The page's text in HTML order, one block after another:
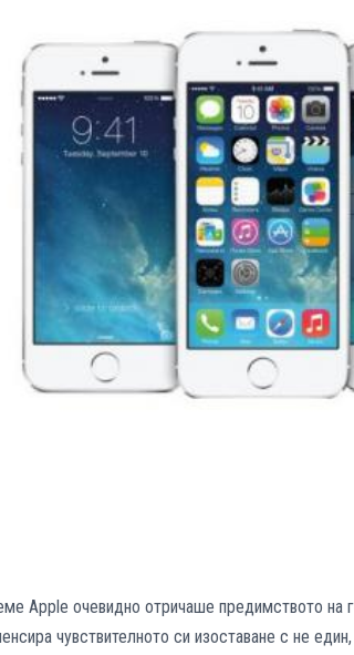
Apple очевидно отричаше предимството на
чувствителното си изоставане с не